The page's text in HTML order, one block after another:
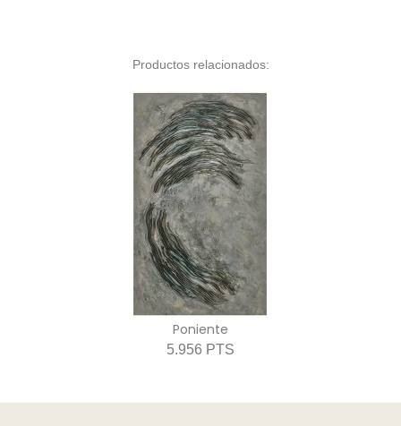
Productos relacionados:
Poniente
5.956 PTS